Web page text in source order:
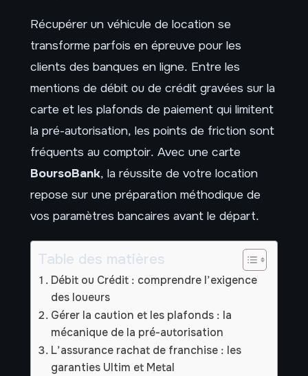
Récupérer un véhicule de location se
transforme parfois en épreuve pour les
clients des banques en ligne. Entre les
mentions de débit ou de crédit gravées sur la
carte et les plafonds de paiement qui limitent
la pré-autorisation, les points de friction sont
fréquents au comptoir. Avec une carte
BoursoBank, la réussite de votre location
repose sur une préparation méthodique de
vos paramètres bancaires avant le départ.
Table des matières
Débit ou Crédit : comprendre l’exigence
des loueurs
Gérer la caution et les plafonds : la
mécanique de la pré-autorisation
L’assurance rachat de franchise : les
garanties Ultim et Metal